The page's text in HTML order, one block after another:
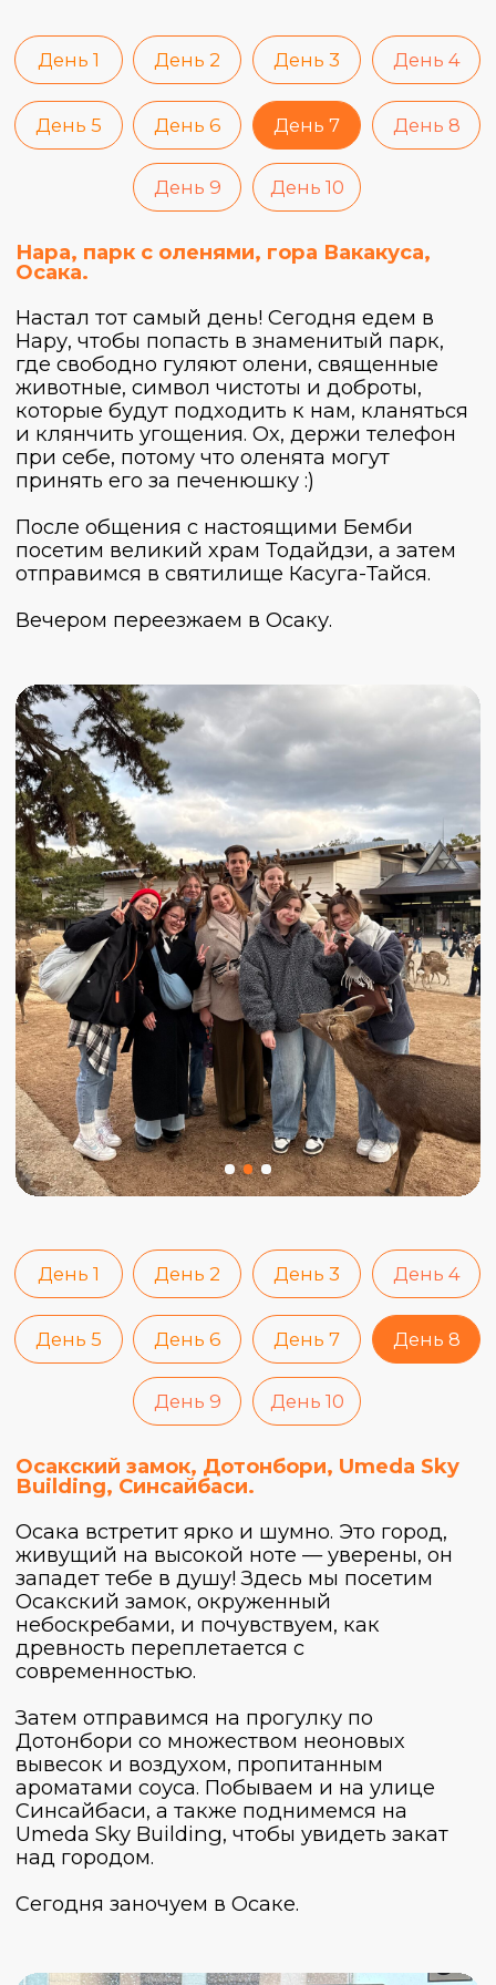
отправляемся домой, но не будем
тосковать от расставания, ведь впереди
еще множество приключений вместе с
любимыми Трипами :)
В случае неблагоприятных погодных условий организаторы
оставляют за собой право на изменение последовательности
маршрута.
Что включено в стоимость?
Что не включено в стоимость?
Завтраки
Проезд по городам и между городами
на общественном транспорте
Вход на платные локации,
обозначенные в программе
Билет в парк Universal
Авиабилеты
Обеды и ужины
Сувениры
Забронировать
место
Как забронировать место
Оставь заявку на сайтеи мы свяжемся с тобой в
Или сразу напиши намв Телеграмеи внеси
предоплату (30%), чтобы закрепить за собой место.
наличными в евро в день начала путешествия.
Наши менеджеры отвечают каждый день с
10:00 до 22:00.
Связаться с
менеджером
2 900$
Еще
большео
трипе